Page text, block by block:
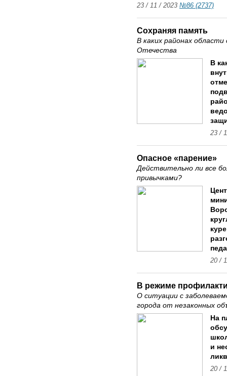
23 / 11 / 2023 №86 (2737)
Сохраняя память
В каких районах
Отечества
В
23 /
Опасное «парение»
Действительно ли все
привычками?
20 /
В режиме
О ситуации с
города от незаконных
На
и
20 /